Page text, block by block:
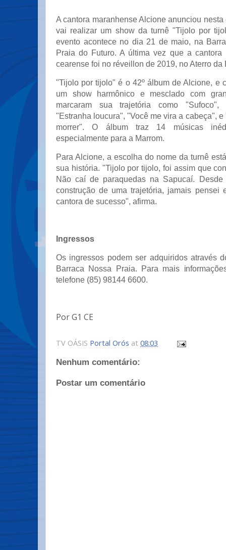
A cantora maranhense Alcione anunciou
vai realizar um show da turnê "Tijolo por
evento acontece no dia 21 de maio, na
Praia do Futuro. A última vez que a cantora
cearense foi no réveillon de 2019, no Aterro da
"Tijolo por tijolo" é o 42º álbum de Alcione, e
um show harmônico e mesclado com
marcaram sua trajetória como "Sufoco",
"Estranha loucura", "Você me vira a cabeça",
morrer". O álbum traz 14 músicas
especialmente para a Marrom.
Para Alcione, a escolha do nome da turnê
sua história. "Tijolo por tijolo, foi assim que
Não caí de paraquedas na Sapucaí.
construção de uma trajetória, jamais pensei
cantora de sucesso", afirma.
Ingressos
Os ingressos podem ser adquiridos através
Barraca Nossa Praia. Para mais
telefone (85) 98144 6600.
Por G1 CE
TV OÁSIS Portal Orós at 08:03
Nenhum comentário:
Postar um comentário